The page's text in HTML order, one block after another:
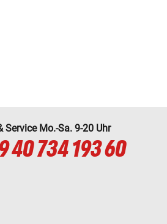
Service Mo.-Sa. 9-20 Uhr
40 734 193 60